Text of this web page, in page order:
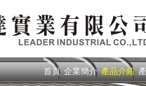
首頁 企業簡介 產品介紹